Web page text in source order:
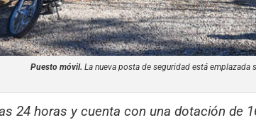
Puesto móvil. La nueva posta de seguridad está emplazada
24 horas y cuenta con una dotación de